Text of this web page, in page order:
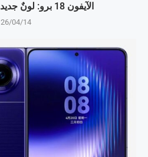
الآيفون 18 برو: لونٌ جديد يلوّن المستقبل.
26/04/14